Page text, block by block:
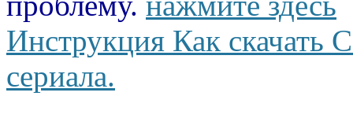
Инструкция Как скачать
сериала.